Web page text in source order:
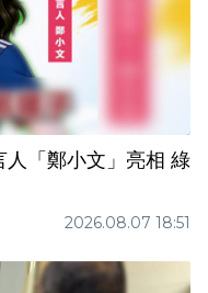
人「鄭小文」亮相 綠
2026.08.07 18:51